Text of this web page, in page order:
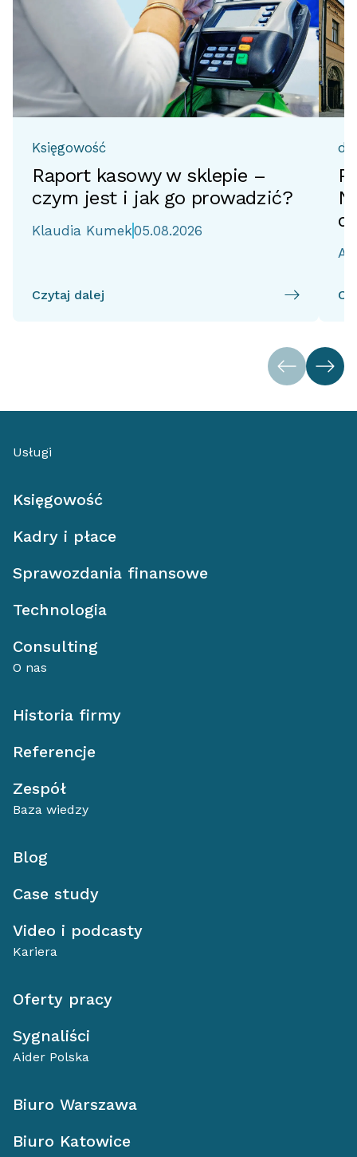
Księgowość
Raport kasowy w sklepie –
czym jest i jak go prowadzić?
Klaudia Kumek05.08.2026
Czytaj dalej
Usługi
Księgowość
Kadry i płace
Sprawozdania finansowe
Technologia
Consulting
O nas
Historia firmy
Referencje
Zespół
Baza wiedzy
Blog
Case study
Video i podcasty
Kariera
Oferty pracy
Sygnaliści
Aider Polska
Biuro Warszawa
Biuro Katowice